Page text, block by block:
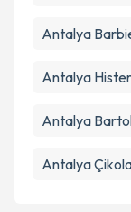
Antalya
Antalya
Antalya
Antalya